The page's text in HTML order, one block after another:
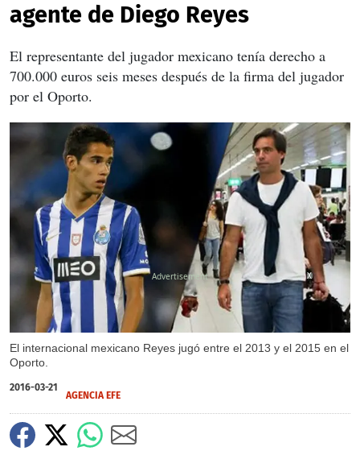
agente de Diego Reyes
El representante del jugador mexicano tenía derecho a
700.000 euros seis meses después de la firma del jugador
por el Oporto.
El internacional mexicano Reyes jugó entre el 2013 y el 2015 en el
Oporto.
X
2016-03-21
AGENCIA EFE